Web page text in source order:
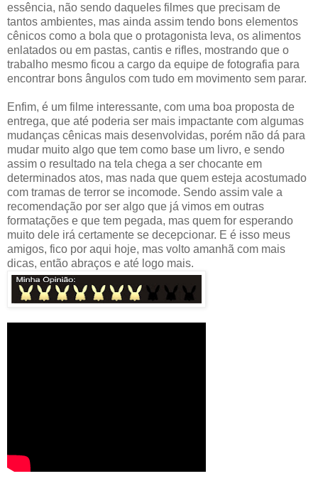
essência, não sendo daqueles filmes que precisam de
tantos ambientes, mas ainda assim tendo bons elementos
cênicos como a bola que o protagonista leva, os alimentos
enlatados ou em pastas, cantis e rifles, mostrando que o
trabalho mesmo ficou a cargo da equipe de fotografia para
encontrar bons ângulos com tudo em movimento sem parar.
Enfim, é um filme interessante, com uma boa proposta de
entrega, que até poderia ser mais impactante com algumas
mudanças cênicas mais desenvolvidas, porém não dá para
mudar muito algo que tem como base um livro, e sendo
assim o resultado na tela chega a ser chocante em
determinados atos, mas nada que quem esteja acostumado
com tramas de terror se incomode. Sendo assim vale a
recomendação por ser algo que já vimos em outras
formatações e que tem pegada, mas quem for esperando
muito dele irá certamente se decepcionar. E é isso meus
amigos, fico por aqui hoje, mas volto amanhã com mais
dicas, então abraços e até logo mais.